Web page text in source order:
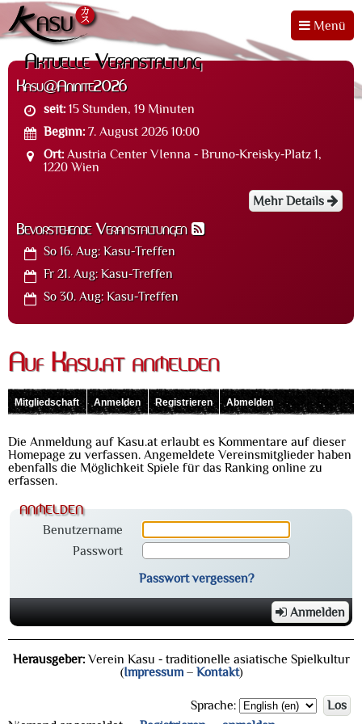
Menü
Aktuelle Veranstaltung
Kasu@Aninite2026
seit: 15 Stunden, 19 Minuten
Beginn: 7. August 2026 10:00
Ort: Austria Center VIenna - Bruno-Kreisky-Platz 1,
1220 Wien
Mehr Details
Bevorstehende Veranstaltungen
So 16. Aug:Kasu-Treffen
Fr 21. Aug:Kasu-Treffen
So 30. Aug:Kasu-Treffen
Auf Kasu.at anmelden
Mitgliedschaft Anmelden Registrieren Abmelden
Die Anmeldung auf Kasu.at erlaubt es Kommentare auf dieser
Homepage zu verfassen. Angemeldete Vereinsmitglieder haben
ebenfalls die Möglichkeit Spiele für das Ranking online zu
erfassen.
anmelden
Benutzername
Passwort
Passwort vergessen?
Anmelden
Herausgeber:Verein Kasu - traditionelle asiatische Spielkultur
(Impressum– Kontakt)
Sprache:
Los